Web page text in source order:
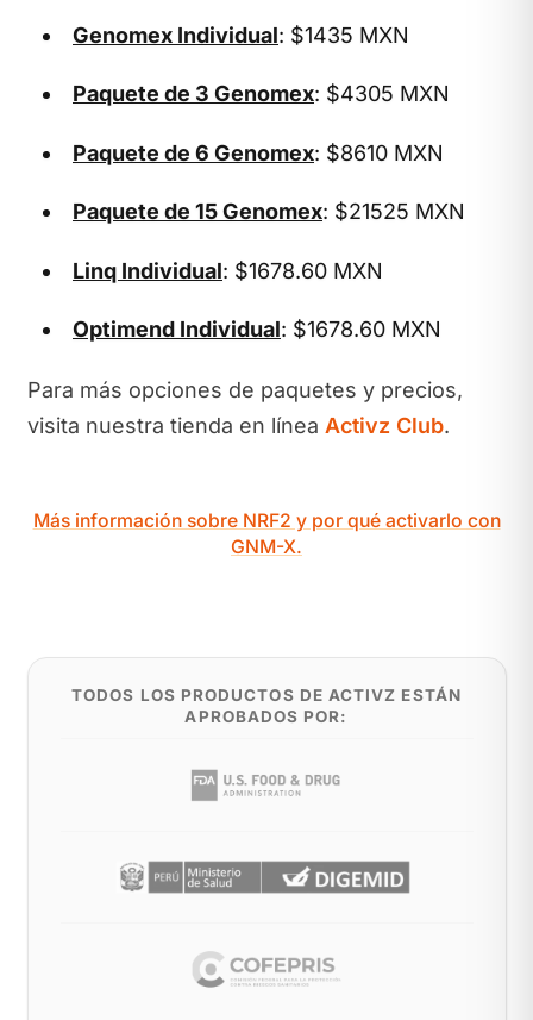
Genomex Individual: $1435 MXN
Paquete de 3 Genomex: $4305 MXN
Paquete de 6 Genomex: $8610 MXN
Paquete de 15 Genomex: $21525 MXN
Linq Individual: $1678.60 MXN
Optimend Individual: $1678.60 MXN
Para más opciones de paquetes y precios,
visita nuestra tienda en línea Activz Club.
Más información sobre NRF2 y por qué activarlo con
GNM-X.
TODOS LOS PRODUCTOS DE ACTIVZ ESTÁN
APROBADOS POR: